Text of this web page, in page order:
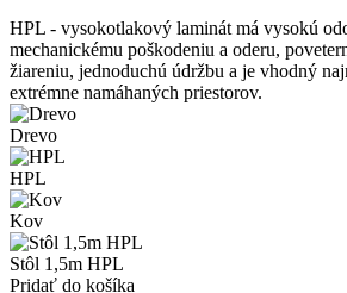
HPL - vysokotlakový laminát má vysokú
mechanickému poškodeniu a oderu,
žiareniu, jednoduchú údržbu a je vhodný
extrémne namáhaných priestorov.
Drevo
HPL
Kov
Stôl 1,5m HPL
Pridať do košíka